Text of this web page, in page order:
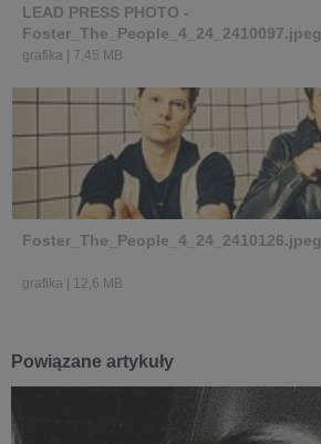
LEAD PRESS PHOTO -
Foster_The_People_4_24_2410097.jpeg
grafika 7,45 MB
Foster_The_People_4_24_2410126.jpeg
grafika 12,6 MB
Powiązane artykuły